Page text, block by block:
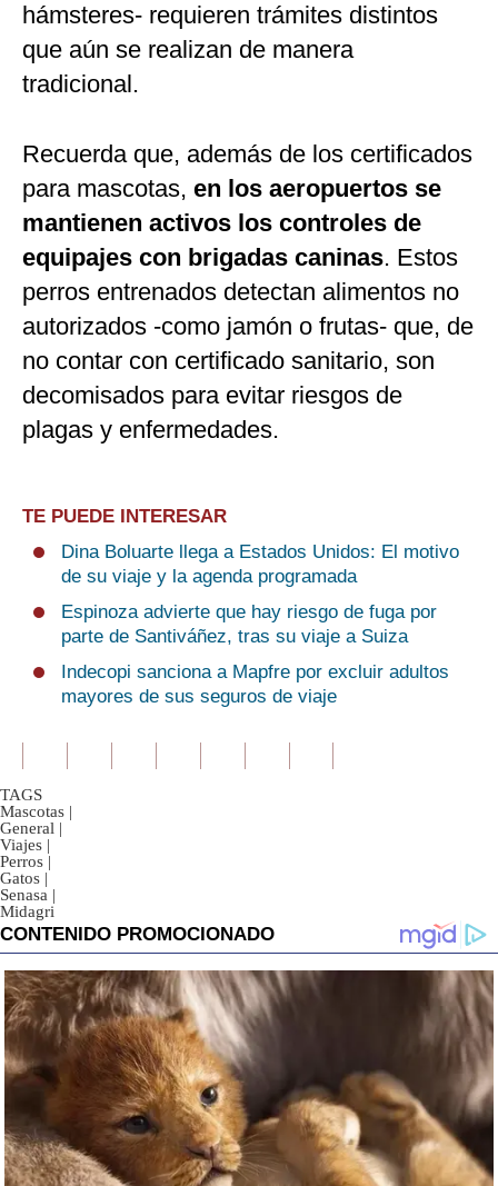
hámsteres- requieren trámites distintos
que aún se realizan de manera
tradicional.
Recuerda que, además de los certificados
para mascotas, en los aeropuertos se
mantienen activos los controles de
equipajes con brigadas caninas. Estos
perros entrenados detectan alimentos no
autorizados -como jamón o frutas- que, de
no contar con certificado sanitario, son
decomisados para evitar riesgos de
plagas y enfermedades.
TE PUEDE INTERESAR
Dina Boluarte llega a Estados Unidos: El motivo
de su viaje y la agenda programada
Espinoza advierte que hay riesgo de fuga por
parte de Santiváñez, tras su viaje a Suiza
Indecopi sanciona a Mapfre por excluir adultos
mayores de sus seguros de viaje
TAGS
Mascotas |
General |
Viajes |
Perros |
Gatos |
Senasa |
Midagri